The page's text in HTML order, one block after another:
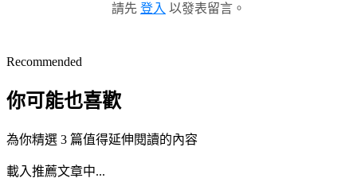
請先 登入 以發表留言。
Recommended
你可能也喜歡
為你精選 3 篇值得延伸閱讀的內容
載入推薦文章中...